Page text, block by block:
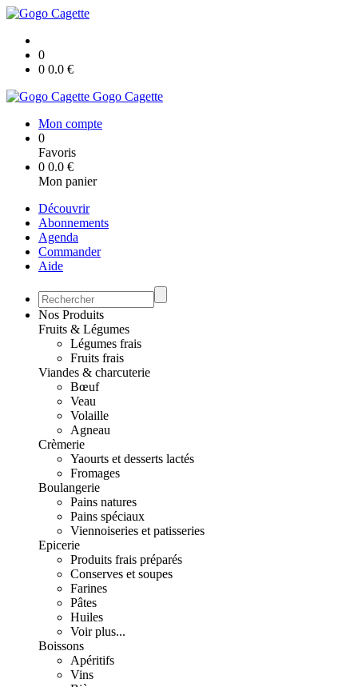
0
0 0.0 €
Gogo Cagette
Mon compte
0
Favoris
0 0.0 €
Mon panier
Découvrir
Abonnements
Agenda
Commander
Aide
Nos Produits
Fruits & Légumes
Légumes frais
Fruits frais
Viandes & charcuterie
Bœuf
Veau
Volaille
Agneau
Crèmerie
Yaourts et desserts lactés
Fromages
Boulangerie
Pains natures
Pains spéciaux
Viennoiseries et patisseries
Epicerie
Produits frais préparés
Conserves et soupes
Farines
Pâtes
Huiles
Voir plus...
Boissons
Apéritifs
Vins